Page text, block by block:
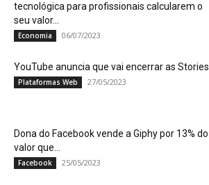
tecnológica para profissionais calcularem o
seu valor...
Economia 06/07/2023
YouTube anuncia que vai encerrar as Stories
Plataformas Web 27/05/2023
Dona do Facebook vende a Giphy por 13% do
valor que...
Facebook 25/05/2023